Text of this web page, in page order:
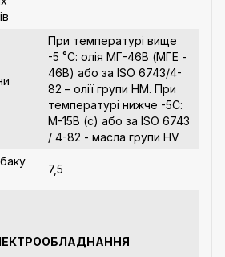
При температурі вище
-5 ˚С: олія МГ-46В (МГЕ -
46В) або за ISO 6743/4-
82 – олії групи HM. При
температурі нижче -5С:
М-15В (с) або за ISO 6743
/ 4-82 - масла групи HV
7,5